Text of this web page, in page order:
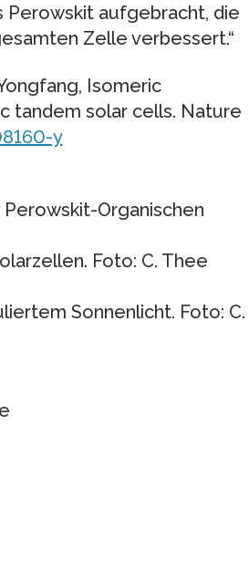
Perowskit aufgebracht, die
Zelle verbessert.“
Isomeric
tandem solar cells. Nature
y
Organischen
Foto: C. Thee
Sonnenlicht. Foto: C.